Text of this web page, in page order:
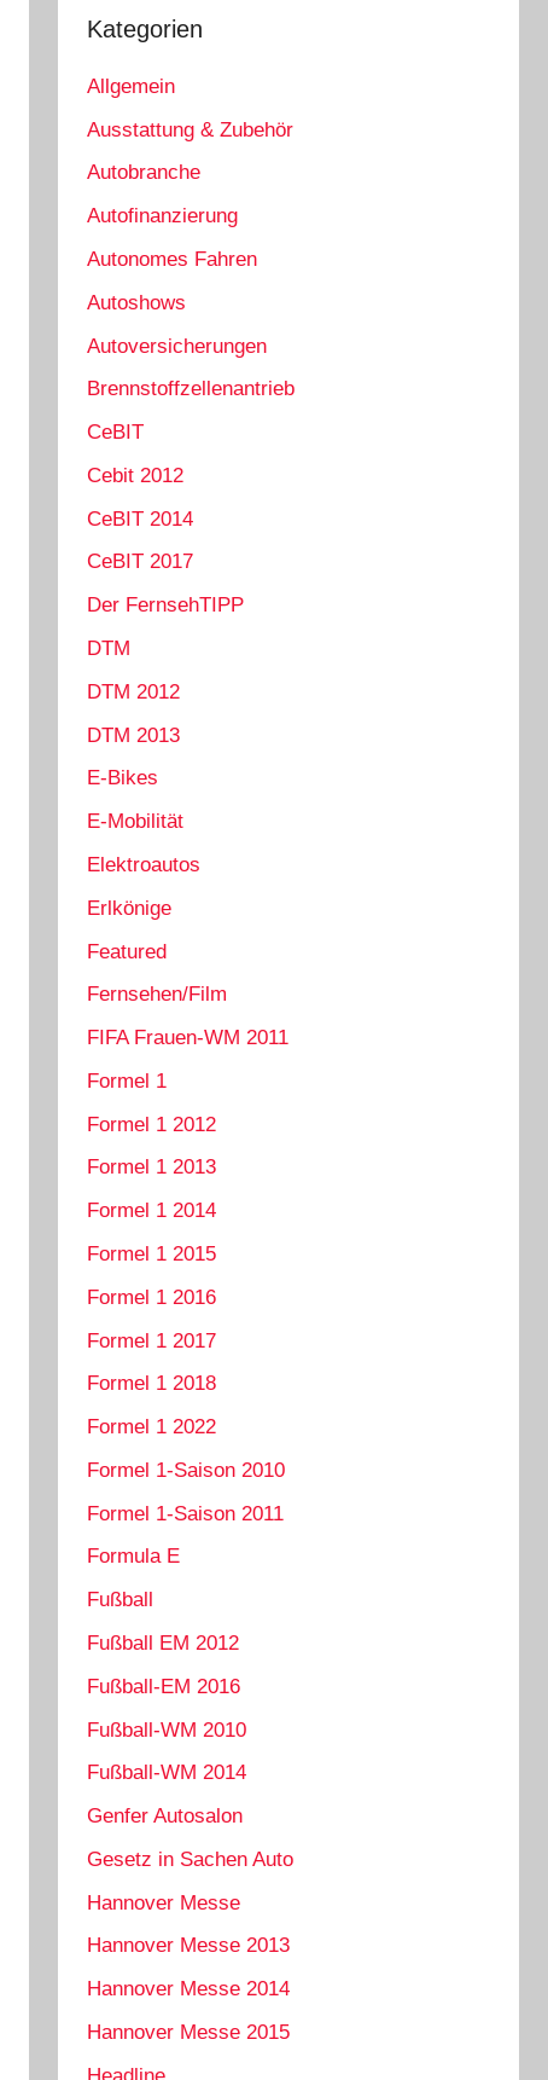
Kategorien
Allgemein
Ausstattung & Zubehör
Autobranche
Autofinanzierung
Autonomes Fahren
Autoshows
Autoversicherungen
Brennstoffzellenantrieb
CeBIT
Cebit 2012
CeBIT 2014
CeBIT 2017
Der FernsehTIPP
DTM
DTM 2012
DTM 2013
E-Bikes
E-Mobilität
Elektroautos
Erlkönige
Featured
Fernsehen/Film
FIFA Frauen-WM 2011
Formel 1
Formel 1 2012
Formel 1 2013
Formel 1 2014
Formel 1 2015
Formel 1 2016
Formel 1 2017
Formel 1 2018
Formel 1 2022
Formel 1-Saison 2010
Formel 1-Saison 2011
Formula E
Fußball
Fußball EM 2012
Fußball-EM 2016
Fußball-WM 2010
Fußball-WM 2014
Genfer Autosalon
Gesetz in Sachen Auto
Hannover Messe
Hannover Messe 2013
Hannover Messe 2014
Hannover Messe 2015